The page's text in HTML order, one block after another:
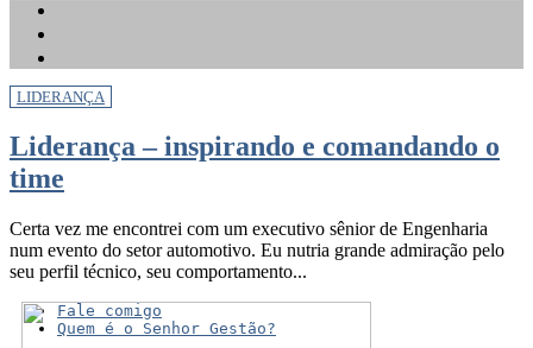
LIDERANÇA
Liderança – inspirando e comandando o
time
Certa vez me encontrei com um executivo sênior de Engenharia
num evento do setor automotivo. Eu nutria grande admiração pelo
seu perfil técnico, seu comportamento...
Fale comigo
Quem é o Senhor Gestão?